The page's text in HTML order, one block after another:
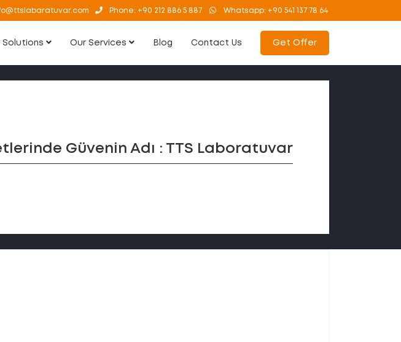
Whatsapp: +90 541 137 78 64
Phone: +90 212 886 5 887
Solutions Our Services Blog Contact Us Get Offer
Güvenin Adı : TTS Laboratuvar